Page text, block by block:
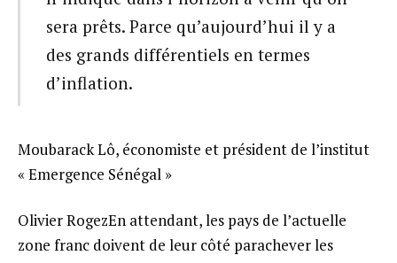
sera prêts. Parce qu’aujourd’hui il y a
des grands différentiels en termes
d’inflation.
Moubarack Lô, économiste et président de l’institut
« Emergence Sénégal »
Olivier RogezEn attendant, les pays de l’actuelle
zone franc doivent de leur côté parachever les